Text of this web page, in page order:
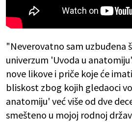
"Neverovatno sam uzbuđena
univerzum 'Uvoda u
nove likove i priče koje će
bliskost zbog kojih gledaoci
anatomiju' već više od dve
smešteno u mojoj rodnoj